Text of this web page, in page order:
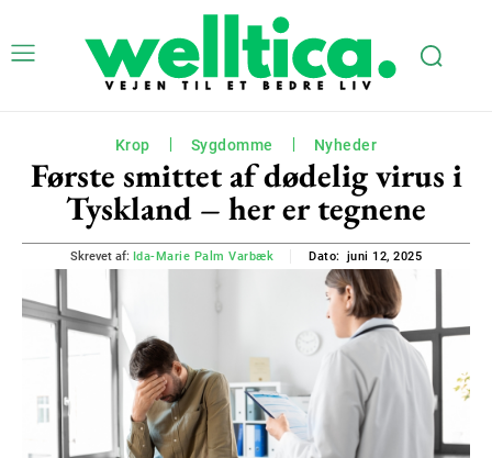
Krop Sygdomme Nyheder
Første smittet af dødelig virus i
Tyskland – her er tegnene
Skrevet af: Ida-Marie Palm Varbæk Dato: juni 12, 2025